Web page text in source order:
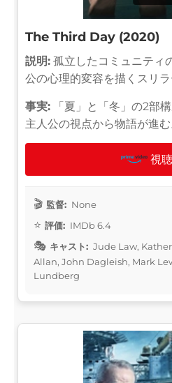
The Third Day (2020)
説明: 孤立したコミュニティ
公の心理的変容を描くスリラ
事実: 「夏」と「冬」の2部
主人公の視点から物語が進む
視
監督: None
評価: IMDb 6.4
キャスト: Jude Law,
Allan, John Dagleish, Mark
Lundberg